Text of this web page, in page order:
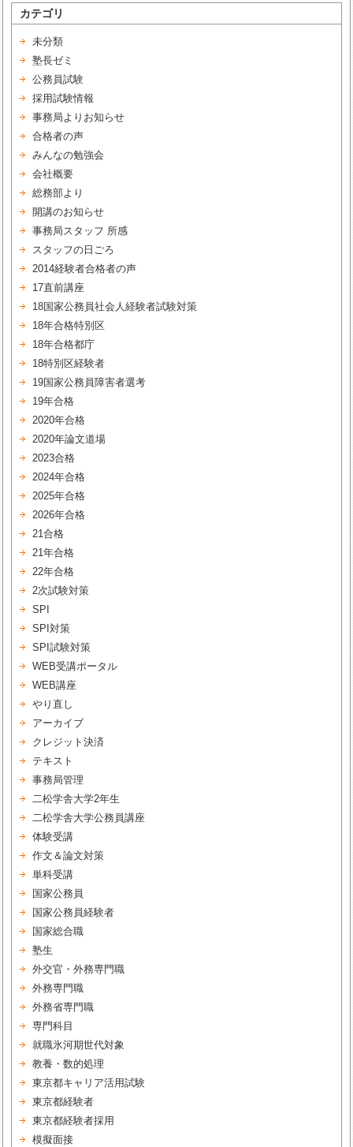
カテゴリ
未分類
塾長ゼミ
公務員試験
採用試験情報
事務局よりお知らせ
合格者の声
みんなの勉強会
会社概要
総務部より
開講のお知らせ
事務局スタッフ 所感
スタッフの日ごろ
2014経験者合格者の声
17直前講座
18国家公務員社会人経験者試験対策
18年合格特別区
18年合格都庁
18特別区経験者
19国家公務員障害者選考
19年合格
2020年合格
2020年論文道場
2023合格
2024年合格
2025年合格
2026年合格
21合格
21年合格
22年合格
2次試験対策
SPI
SPI対策
SPI試験対策
WEB受講ポータル
WEB講座
やり直し
アーカイブ
クレジット決済
テキスト
事務局管理
二松学舎大学2年生
二松学舎大学公務員講座
体験受講
作文＆論文対策
単科受講
国家公務員
国家公務員経験者
国家総合職
塾生
外交官・外務専門職
外務専門職
外務省専門職
専門科目
就職氷河期世代対象
教養・数的処理
東京都キャリア活用試験
東京都経験者
東京都経験者採用
模擬面接